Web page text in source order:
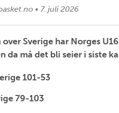
• 7. juli 2026
Sverige har Norges
da må det bli seier i siste
101-53
79-103